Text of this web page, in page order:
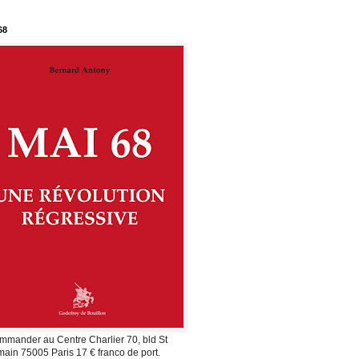
au Centre Charlier 70, bld St
75005 Paris 17 € franco de port.